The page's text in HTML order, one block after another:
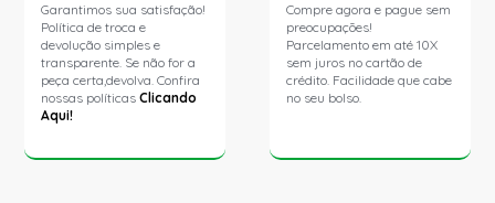
Garantimos sua satisfação!
Política de troca e
devolução simples e
transparente. Se não for a
peça certa,devolva. Confira
nossas políticasClicando
Aqui!
Compre agora e pague sem
preocupações!
Parcelamento em até 10X
sem juros no cartão de
crédito. Facilidade que cabe
no seu bolso.